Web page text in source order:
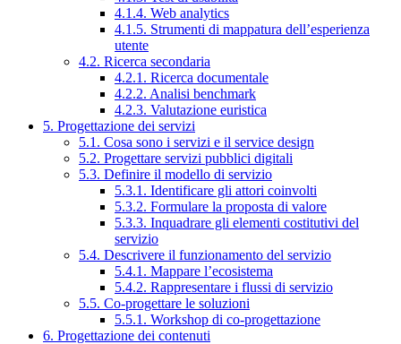
4.1.4. Web analytics
4.1.5. Strumenti di mappatura dell’esperienza
utente
4.2. Ricerca secondaria
4.2.1. Ricerca documentale
4.2.2. Analisi benchmark
4.2.3. Valutazione euristica
5. Progettazione dei servizi
5.1. Cosa sono i servizi e il service design
5.2. Progettare servizi pubblici digitali
5.3. Definire il modello di servizio
5.3.1. Identificare gli attori coinvolti
5.3.2. Formulare la proposta di valore
5.3.3. Inquadrare gli elementi costitutivi del
servizio
5.4. Descrivere il funzionamento del servizio
5.4.1. Mappare l’ecosistema
5.4.2. Rappresentare i flussi di servizio
5.5. Co-progettare le soluzioni
5.5.1. Workshop di co-progettazione
6. Progettazione dei contenuti